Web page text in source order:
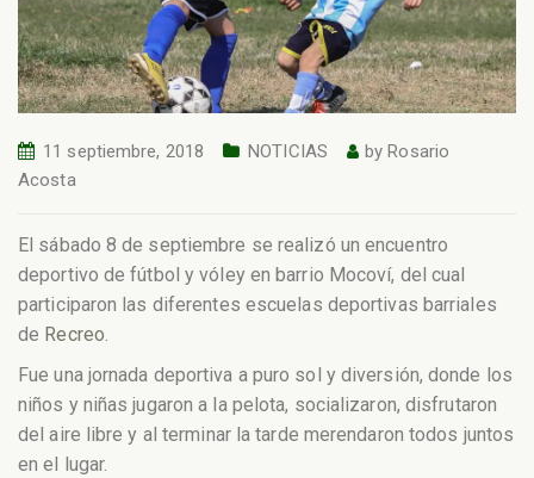
11 septiembre, 2018 NOTICIAS byRosario
Acosta
El sábado 8 de septiembre se realizó un encuentro
deportivo de fútbol y vóley en barrio Mocoví, del cual
participaron las diferentes escuelas deportivas barriales
de Recreo
Fue una jornada deportiva a puro sol y diversión, donde los
niños y niñas jugaron a la pelota, socializaron, disfrutaron
del aire libre y al terminar la tarde merendaron todos juntos
en el lugar.